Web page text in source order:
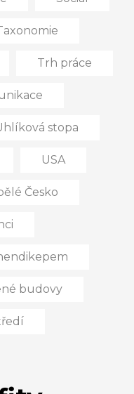
Trh práce
stopa
USA
Česko
budovy